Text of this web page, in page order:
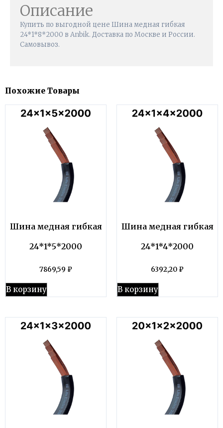
Описание
Купить по выгодной цене Шина медная гибкая
24*1*8*2000 в Anbik. Доставка по Москве и России.
Самовывоз.
Похожие Товары
Шина медная гибкая
24*1*5*2000
7869,59 ₽
В корзину
Шина медная гибкая
24*1*4*2000
6392,20 ₽
В корзину